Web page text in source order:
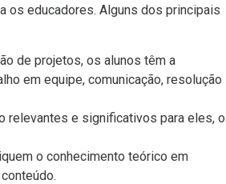
os educadores. Alguns dos principais
de projetos, os alunos têm a
em equipe, comunicação, resolução
relevantes e significativos para eles,
o conhecimento teórico em